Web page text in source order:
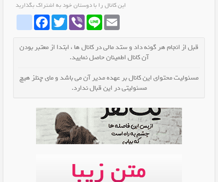
این کانال را با دوستان خود به اشتراک بگذارید
whatrubikaFacebookTwitter Viber Line Email
قبل از انجام هر گونه داد و ستد مالی در کانال ها ، ابتدا از معتبر بودن
آن کانال اطمینان حاصل نمایید.
مسئولیت محتوای این کانال بر عهده مدیر آن می باشد و مای چنلز هیچ
مسئولیتی در این قبال ندارد.